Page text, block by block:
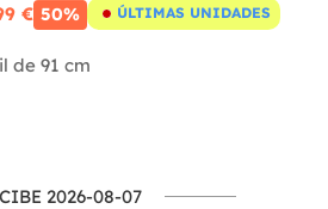
€ 50% ÚLTIMAS UNIDADES
de 91 cm
2026-08-07